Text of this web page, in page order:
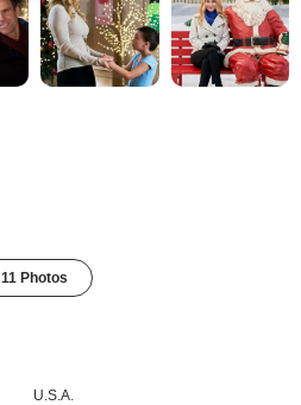
11 Photos
U.S.A.